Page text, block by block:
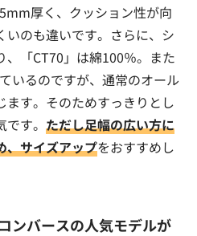
厚く、クッション性が向
いのも違いです。さらに、シ
、「CT70」は綿100％。また
いるのですが、通常のオール
ます。そのためすっきりとし
す。 ただし足幅の広い方に
、サイズアップをおすすめし
ンバースの人気モデルが